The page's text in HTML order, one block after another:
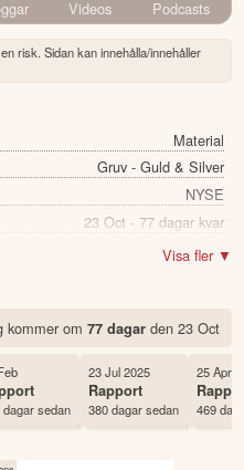
Videos Podcasts
risk. Sidan kan innehålla/innehåller
Material
Gruv - Guld & Silver
NYSE
23 Oct - 77 dagar kvar
0.98%
NEM
USA
20 Dec 1951
Visa fler ▼
kommer om 77 dagarden 23 Oct
dagar sedan
23 Jul 2025
Rapport
380 dagar sedan
25 Apr
469